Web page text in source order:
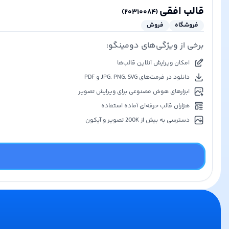
قالب افقی(۲۰۳۱۰۰۸۴)
فروشگاه فروش
برخی از ویژگی‌های دومینگو:
امکان ویرایش آنلاین قالب‌ها
دانلود در فرمت‌های JPG, PNG, SVG و PDF
ابزارهای هوش مصنوعی برای ویرایش تصویر
هزاران قالب حرفه‌ای آماده استفاده
دسترسی به بیش از 200K تصویر و آیکون